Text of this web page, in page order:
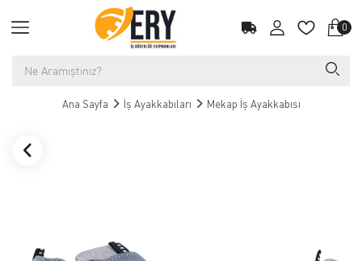
0
Ana Sayfa İş Ayakkabıları Mekap İş Ayakkabısı